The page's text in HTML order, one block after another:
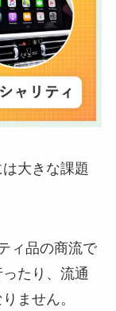
大きな課題
ィ品の商流で
たり、流通
ません。